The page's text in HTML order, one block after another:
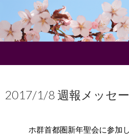
ン
2017/1/8 週報メッセ
ホ群首都圏新年聖会に参加